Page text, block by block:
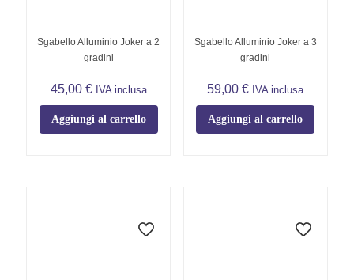
Sgabello Alluminio Joker a 2
gradini
45,00 € IVA inclusa
Aggiungi al carrello
Sgabello Alluminio Joker a 3
gradini
59,00€ IVA inclusa
Aggiungi al carrello